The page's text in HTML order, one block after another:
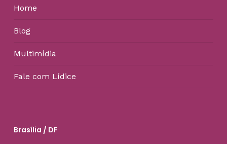
Home
Blog
Multimídia
Fale com Lídice
Brasília / DF